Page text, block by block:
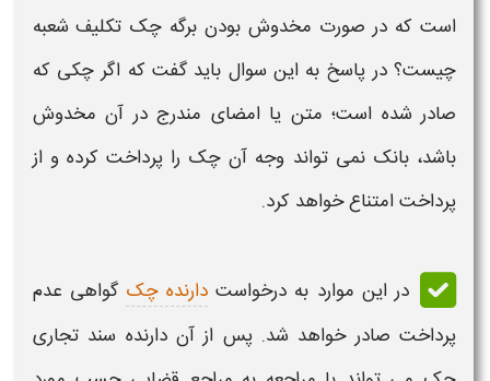
است که در صورت مخدوش بودن برگه چک تکلیف شعبه
چیست؟ در پاسخ به این سوال باید گفت که اگر چکی که
صادر شده است؛ متن یا امضای مندرج در آن مخدوش
باشد، بانک نمی تواند وجه آن چک را پرداخت کرده و از
پرداخت امتناع خواهد کرد.
در این موارد به درخواست دارنده چک گواهی عدم
پرداخت صادر خواهد شد. پس از آن دارنده سند تجاری